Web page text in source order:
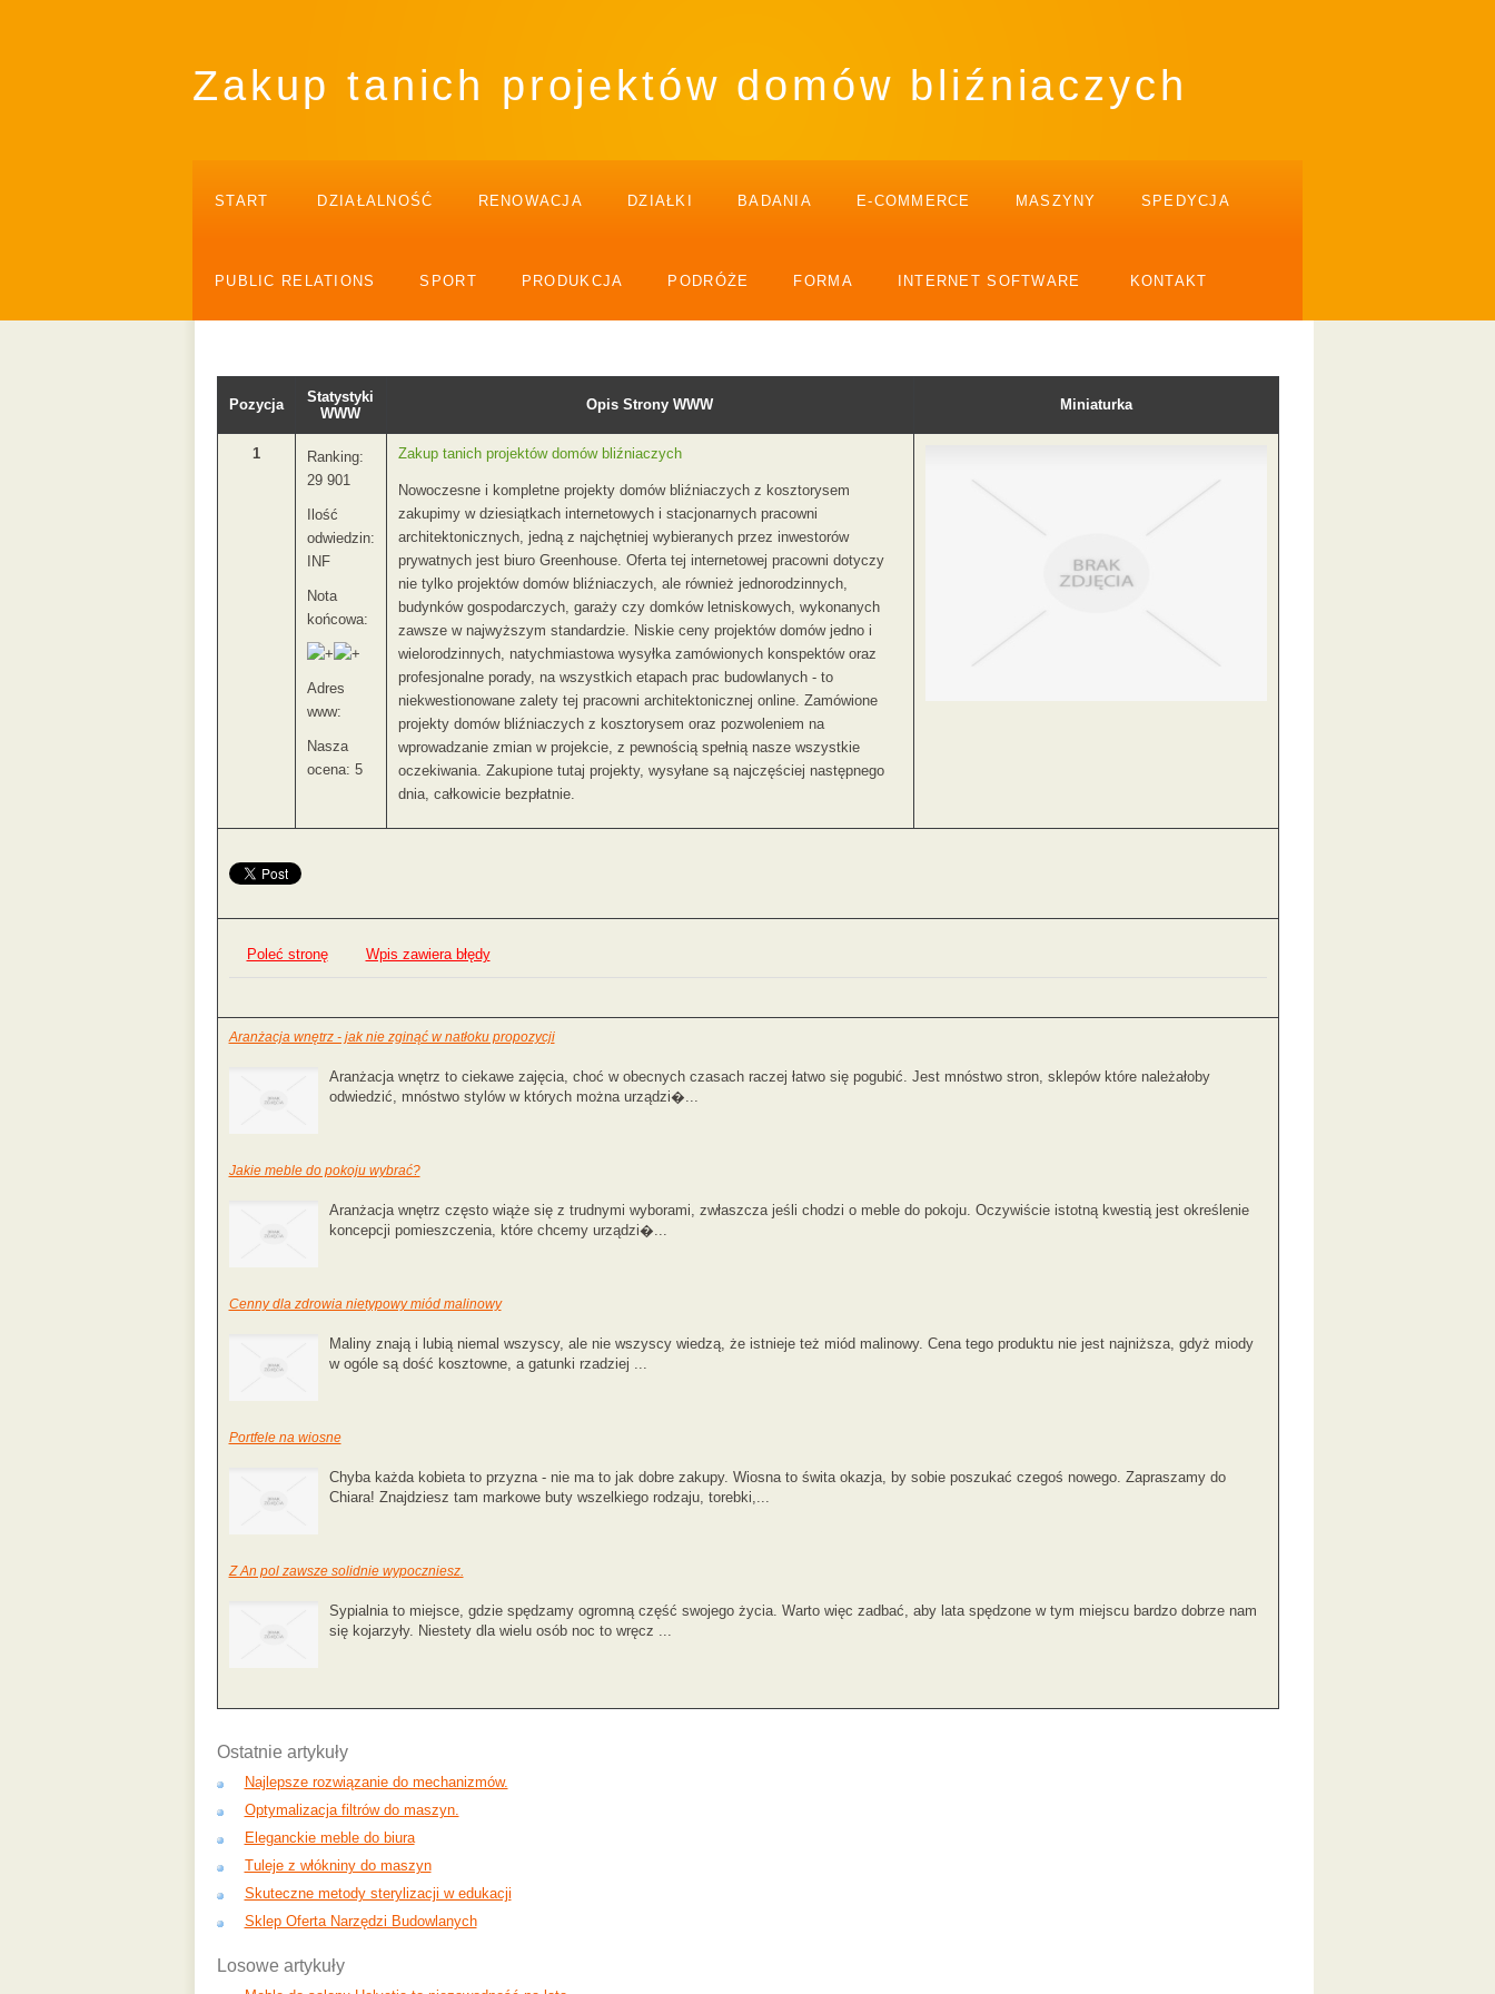
Zakup tanich projektów domów bliźniaczych
START DZIAŁALNOŚĆ RENOWACJA DZIAŁKI BADANIA E-COMMERCE MASZYNY SPEDYCJA
PUBLIC RELATIONS SPORT PRODUKCJA PODRÓŻE FORMA INTERNET SOFTWARE KONTAKT
Pozycja
Statystyki
WWW
Opis Strony WWW Miniaturka
1
Ranking:
29 901
Ilość
odwiedzin:
INF
Nota
końcowa:
Adres
www:
Nasza
ocena: 5
Zakup tanich projektów domów bliźniaczych
Nowoczesne i kompletne projekty domów bliźniaczych z kosztorysem
zakupimy w dziesiątkach internetowych i stacjonarnych pracowni
architektonicznych, jedną z najchętniej wybieranych przez inwestorów
prywatnych jest biuro Greenhouse. Oferta tej internetowej pracowni dotyczy
nie tylko projektów domów bliźniaczych, ale również jednorodzinnych,
budynków gospodarczych, garaży czy domków letniskowych, wykonanych
zawsze w najwyższym standardzie. Niskie ceny projektów domów jedno i
wielorodzinnych, natychmiastowa wysyłka zamówionych konspektów oraz
profesjonalne porady, na wszystkich etapach prac budowlanych - to
niekwestionowane zalety tej pracowni architektonicznej online. Zamówione
projekty domów bliźniaczych z kosztorysem oraz pozwoleniem na
wprowadzanie zmian w projekcie, z pewnością spełnią nasze wszystkie
oczekiwania. Zakupione tutaj projekty, wysyłane są najczęściej następnego
dnia, całkowicie bezpłatnie.
Poleć stronę Wpis zawiera błędy
Aranżacja wnętrz - jak nie zginąć w natłoku propozycji
Aranżacja wnętrz to ciekawe zajęcia, choć w obecnych czasach raczej łatwo się pogubić. Jest mnóstwo stron, sklepów które należałoby
odwiedzić, mnóstwo stylów w których można urządzi�...
Jakie meble do pokoju wybrać?
Aranżacja wnętrz często wiąże się z trudnymi wyborami, zwłaszcza jeśli chodzi o meble do pokoju. Oczywiście istotną kwestią jest określenie
koncepcji pomieszczenia, które chcemy urządzi�...
Cenny dla zdrowia nietypowy miód malinowy
Maliny znają i lubią niemal wszyscy, ale nie wszyscy wiedzą, że istnieje też miód malinowy. Cena tego produktu nie jest najniższa, gdyż miody
w ogóle są dość kosztowne, a gatunki rzadziej ...
Portfele na wiosne
Chyba każda kobieta to przyzna - nie ma to jak dobre zakupy. Wiosna to świta okazja, by sobie poszukać czegoś nowego. Zapraszamy do
Chiara! Znajdziesz tam markowe buty wszelkiego rodzaju, torebki,...
Z An pol zawsze solidnie wypoczniesz.
Sypialnia to miejsce, gdzie spędzamy ogromną część swojego życia. Warto więc zadbać, aby lata spędzone w tym miejscu bardzo dobrze nam
się kojarzyły. Niestety dla wielu osób noc to wręcz ...
Ostatnie artykuły
Najlepsze rozwiązanie do mechanizmów.
Optymalizacja filtrów do maszyn.
Eleganckie meble do biura
Tuleje z włókniny do maszyn
Skuteczne metody sterylizacji w edukacji
Sklep Oferta Narzędzi Budowlanych
Losowe artykuły